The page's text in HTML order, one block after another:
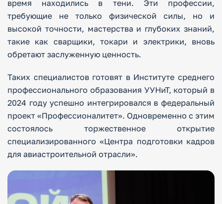
время находились в тени. Эти профессии,
требующие не только физической силы, но и
высокой точности, мастерства и глубоких знаний,
такие как сварщики, токари и электрики, вновь
обретают заслуженную ценность.
Таких специалистов готовят в Институте среднего
профессионального образования УУНиТ, который в
2024 году успешно интегрировался в федеральный
проект «Профессионалитет». Одновременно с этим
состоялось торжественное открытие
специализированного «Центра подготовки кадров
для авиастроительной отрасли».